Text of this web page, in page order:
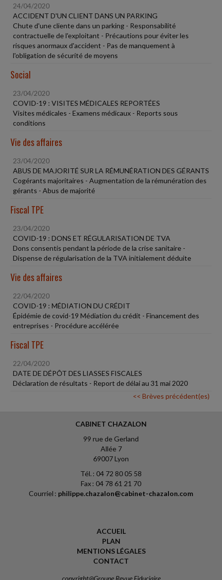
24/04/2020
ACCIDENT D'UN CLIENT DANS UN PARKING
Chute d'une cliente dans un parking - Responsabilité
contractuelle de l'exploitant - Précautions pour éviter les
risques anormaux d'accident - Pas de manquement à
l'obligation de sécurité de moyens
Social
23/04/2020
COVID-19 : VISITES MÉDICALES REPORTÉES
Visites médicales - Examens médicaux - Reports sous
conditions
Vie des affaires
23/04/2020
ABUS DE MAJORITÉ SUR LA RÉMUNÉRATION DES GÉRANTS
Cogérants majoritaires - Augmentation de la rémunération des
gérants - Abus de majorité
Fiscal TPE
23/04/2020
COVID-19 : DONS ET RÉGULARISATION DE TVA
Dons consentis pendant la période de la crise sanitaire -
Dispense de régularisation de la TVA initialement déduite
Vie des affaires
22/04/2020
COVID-19 : MÉDIATION DU CRÉDIT
Épidémie de covid-19 Médiation du crédit - Financement des
entreprises - Procédure accélérée
Fiscal TPE
22/04/2020
DATE DE DÉPÔT DES LIASSES FISCALES
Déclaration de résultats - Report de délai au 31 mai 2020
<< Brèves précédent(es)
CABINET CHAZALON
99 rue de Gerland
Allée 7
69007 Lyon
Tél. : 04 72 80 05 58
Fax : 04 78 61 21 70
Courriel : philippe.chazalon@cabinet-chazalon.com
ACCUEIL
PLAN
MENTIONS LÉGALES
CONTACT
copyright@Groupe Revue Fiduciaire